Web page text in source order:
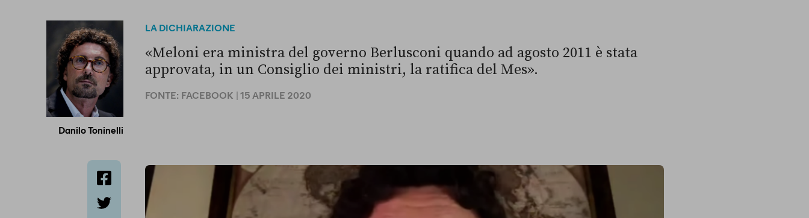
Danilo Toninelli
LA DICHIARAZIONE
«Meloni era ministra del governo Berlusconi quando ad agosto 2011 è stata
approvata, in un Consiglio dei ministri, la ratifica del Mes».
FONTE: FACEBOOK | 15 APRILE 2020